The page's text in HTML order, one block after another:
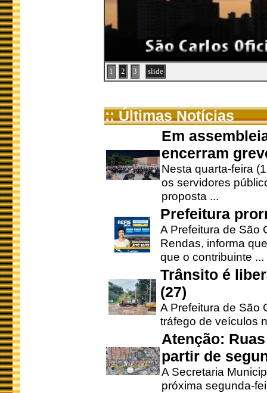
1 2 3 slide
:: Últimas Notícias
Em
encerram
Nesta quarta-feira
os servidores
proposta ...
Prefeitura
A Prefeitura de São
Rendas, informa
que o contribuinte ...
Trânsito é
(27)
A Prefeitura de São
tráfego de veículos
Atenção:
partir de
A Secretaria
próxima segunda-